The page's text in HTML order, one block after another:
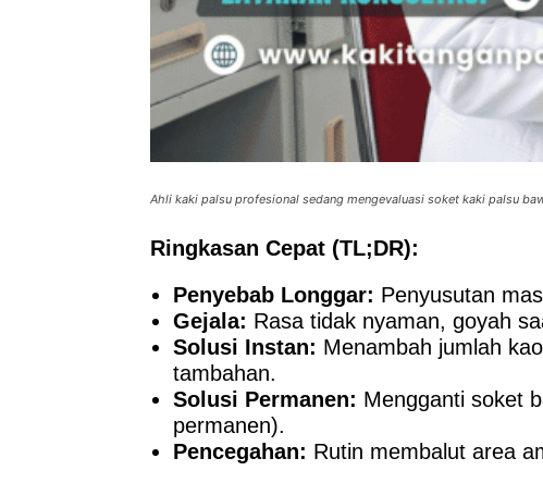
Ahli kaki palsu profesional sedang mengevaluasi soket kaki palsu
Ringkasan Cepat (TL;DR):
Penyebab Longgar: Penyusutan
Gejala: Rasa tidak nyaman, goyah
Solusi Instan: Menambah jumlah
tambahan.
Solusi Permanen: Mengganti soket
permanen).
Pencegahan: Rutin membalut area